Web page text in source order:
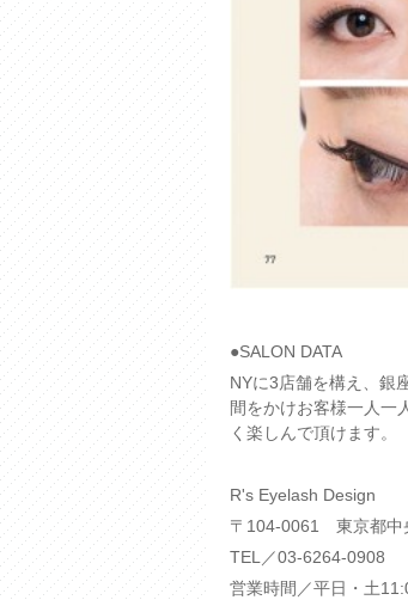
●SALON DATA
NYに3店舗を構え、銀
間をかけお客様一人一
く楽しんで頂けます。
R's Eyelash Design
〒104-0061 東京都中
TEL／03-6264-0908
営業時間／平日・土